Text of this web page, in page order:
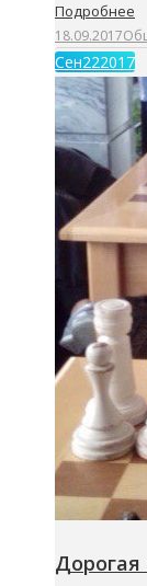
Подробнее
18.09.2017
Сен222017